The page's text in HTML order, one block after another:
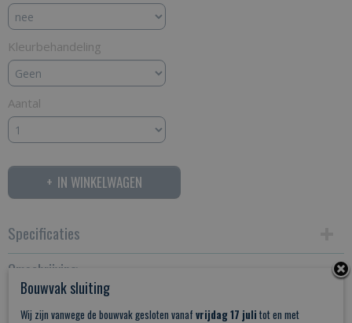
Kleurbehandeling
Aantal
IN WINKELWAGEN
Specificaties
Productcode
Netto gewicht
Omschrijving
Eiken schuifdeur op maat
Bouwvak sluiting
Wij zijn vanwege de bouwvak gesloten vanaf vrijdag 17 juli tot en met